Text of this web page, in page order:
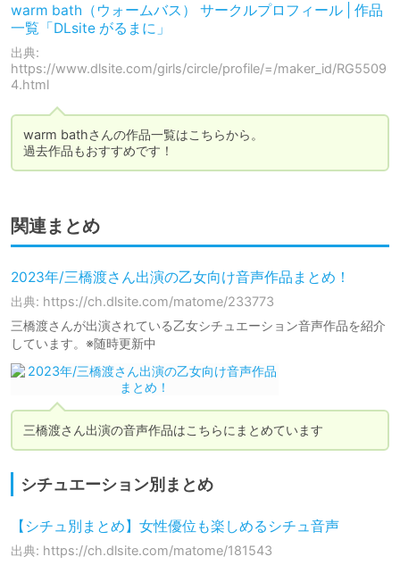
warm bath（ウォームバス） サークルプロフィール | 作品
一覧「DLsite がるまに」
出典:
https://www.dlsite.com/girls/circle/profile/=/maker_id/RG5509
4.html
warm bathさんの作品一覧はこちらから。
過去作品もおすすめです！
関連まとめ
2023年/三橋渡さん出演の乙女向け音声作品まとめ！
出典: https://ch.dlsite.com/matome/233773
三橋渡さんが出演されている乙女シチュエーション音声作品を紹介
しています。※随時更新中
三橋渡さん出演の音声作品はこちらにまとめています
シチュエーション別まとめ
【シチュ別まとめ】‪女性優位‬も楽しめるシチュ音声
出典: https://ch.dlsite.com/matome/181543